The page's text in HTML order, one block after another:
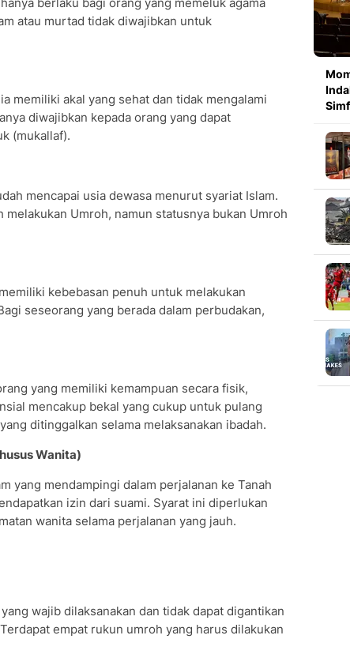
atau murtad tidak diwajibkan untuk
memiliki akal yang sehat dan tidak mengalami
diwajibkan kepada orang yang dapat
(mukallaf).
mencapai usia dewasa menurut syariat Islam.
Umroh, namun statusnya bukan Umroh
kebebasan penuh untuk melakukan
seseorang yang berada dalam perbudakan,
yang memiliki kemampuan secara fisik,
mencakup bekal yang cukup untuk pulang
ditinggalkan selama melaksanakan ibadah.
Wanita)
yang mendampingi dalam perjalanan ke Tanah
izin dari suami. Syarat ini diperlukan
wanita selama perjalanan yang jauh.
wajib dilaksanakan dan tidak dapat digantikan
empat rukun umroh yang harus dilakukan